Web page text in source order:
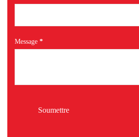
Message *
Soumettre